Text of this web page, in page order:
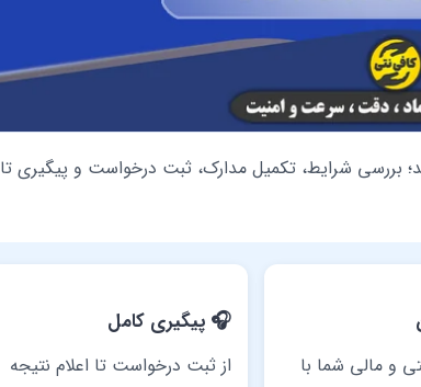
دهید؛ بررسی شرایط، تکمیل مدارک، ثبت درخواست و پیگیری تا
و مالی شما با
🎧 پیگیری کامل
از ثبت درخواست تا اعلام نتیجه